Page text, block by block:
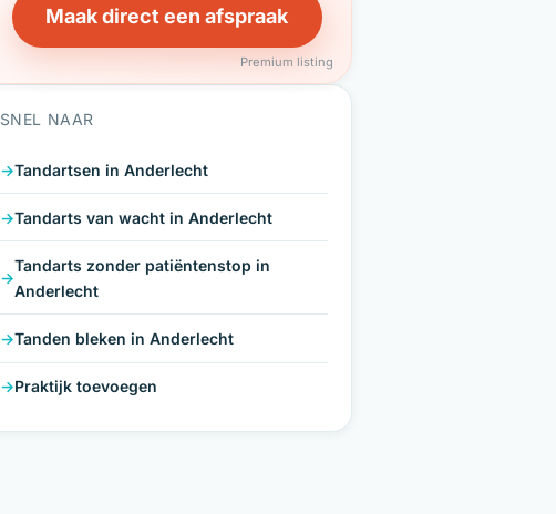
Maak direct een afspraak
Premium listing
SNEL NAAR
Tandartsen in Anderlecht
Tandarts van wacht in Anderlecht
Tandarts zonder patiëntenstop in
Anderlecht
Tanden bleken in Anderlecht
Praktijk toevoegen